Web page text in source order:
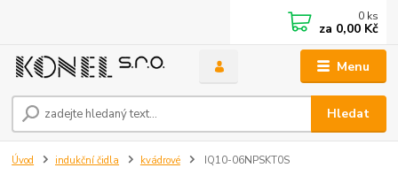
Menu
Hledat
0 ks
za 0,00 Kč
Úvod indukční čidla kvádrové IQ10-06NPSKT0S